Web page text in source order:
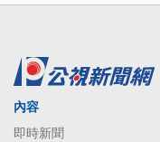
內容
即時新聞